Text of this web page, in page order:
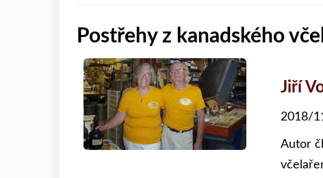
Postřehy z kanadského
Jiří
2018/
Autor